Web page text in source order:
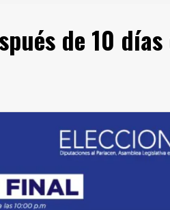
de 10 días